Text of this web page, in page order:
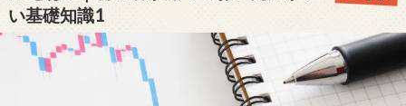
い基礎知識1